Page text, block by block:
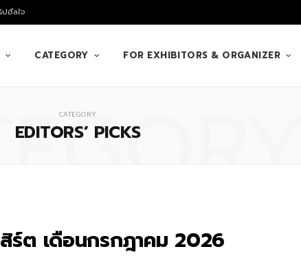
ฮีลใจ
CATEGORY FOR EXHIBITORS & ORGANIZER
CATEGORY
EDITORS’ PICKS
ร์ต เดือนกรกฎาคม 2026